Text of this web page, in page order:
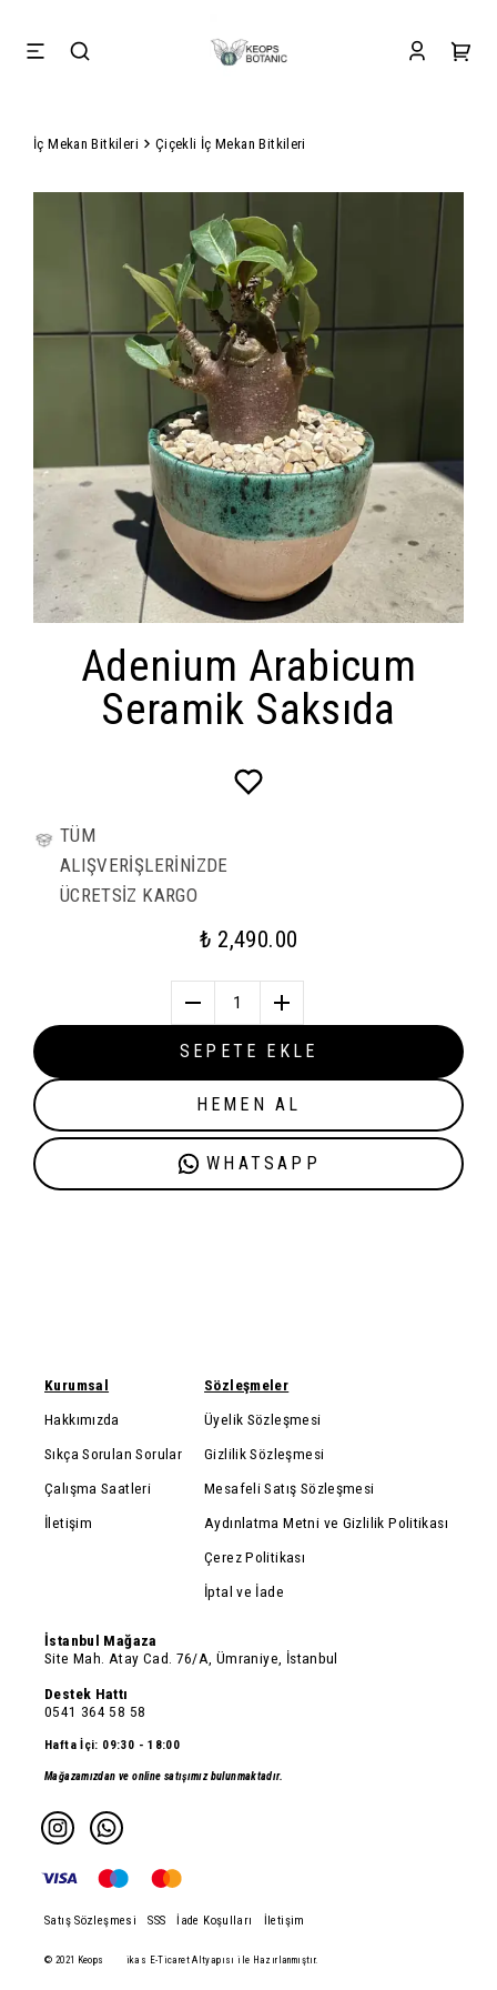
İç Mekan Bitkileri Çiçekli İç Mekan Bitkileri
Adenium Arabicum
Seramik Saksıda
TÜM
ALIŞVERİŞLERİNİZDE
ÜCRETSİZ KARGO
₺ 2,490.00
1
SEPETE EKLE
HEMEN AL
WHATSAPP
Kurumsal
Hakkımızda
Sıkça Sorulan Sorular
Çalışma Saatleri
İletişim
Sözleşmeler
Üyelik Sözleşmesi
Gizlilik Sözleşmesi
Mesafeli Satış Sözleşmesi
Aydınlatma Metni ve Gizlilik Politikası
Çerez Politikası
İptal ve İade
İstanbul Mağaza
Site Mah. Atay Cad. 76/A, Ümraniye, İstanbul
Destek Hattı
0541 364 58 58
Hafta İçi: 09:30 - 18:00
Mağazamızdan ve online satışımız bulunmaktadır.
© 2021 Keops ikas E-Ticaret Altyapısı ile Hazırlanmıştır.
Satış Sözleşmesi SSS İade Koşulları İletişim